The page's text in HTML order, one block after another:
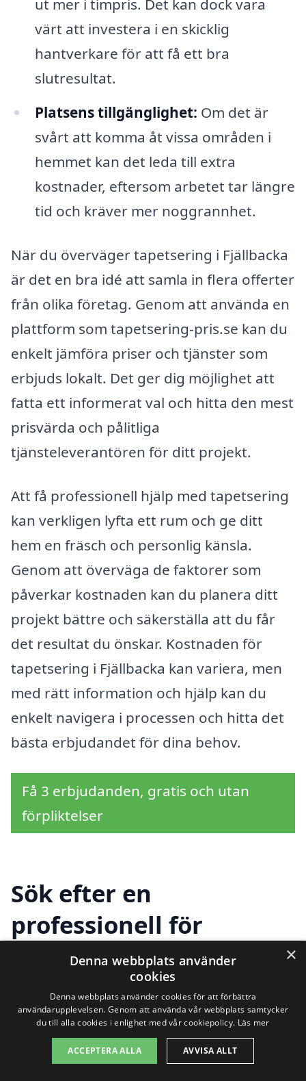
ut mer i timpris. Det kan dock vara
värt att investera i en skicklig
hantverkare för att få ett bra
slutresultat.
Platsens tillgänglighet: Om det är
svårt att komma åt vissa områden i
hemmet kan det leda till extra
kostnader, eftersom arbetet tar längre
tid och kräver mer noggrannhet.
När du överväger tapetsering i Fjällbacka
är det en bra idé att samla in flera offerter
från olika företag. Genom att använda en
plattform som tapetsering-pris.se kan du
enkelt jämföra priser och tjänster som
erbjuds lokalt. Det ger dig möjlighet att
fatta ett informerat val och hitta den mest
prisvärda och pålitliga
tjänsteleverantören för ditt projekt.
Att få professionell hjälp med tapetsering
kan verkligen lyfta ett rum och ge ditt
hem en fräsch och personlig känsla.
Genom att överväga de faktorer som
påverkar kostnaden kan du planera ditt
projekt bättre och säkerställa att du får
det resultat du önskar. Kostnaden för
tapetsering i Fjällbacka kan variera, men
med rätt information och hjälp kan du
enkelt navigera i processen och hitta det
bästa erbjudandet för dina behov.
Få 3 erbjudanden, gratis och utan
förpliktelser
Sök efter en
professionell för
tapetsering i andra
städer nära Fjällbacka
Att hitta rätt hjälp för tapetsering i
Fjällbackaär en viktig del av att förvandla
×
Denna webbplats använder
cookies
Denna webbplats använder cookies för att förbättra
användarupplevelsen. Genom att använda vår webbplats samtycker
du till alla cookies i enlighet med vår cookiepolicy. Läs mer
ACCEPTERA ALLA AVVISA ALLT